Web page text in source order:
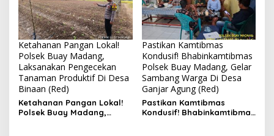
Ketahanan Pangan Lokal!
Polsek Buay Madang,
Laksanakan Pengecekan
Tanaman Produktif Di Desa
Binaan (Red)
Ketahanan Pangan Lokal!
Polsek Buay Madang,
Pastikan Kamtibmas
Kondusif! Bhabinkamtibmas
Polsek Buay Madang, Gelar
Sambang Warga Di Desa
Ganjar Agung (Red)
Pastikan Kamtibmas
Kondusif! Bhabinkamtibmas